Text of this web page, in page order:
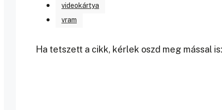
videokártya
vram
Ha tetszett a cikk, kérlek oszd meg mással is: